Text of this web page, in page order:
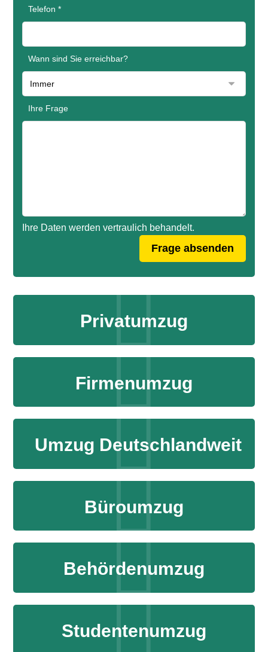
Telefon *
Wann sind Sie erreichbar?
Ihre Frage
Ihre Daten werden vertraulich behandelt.
Privatumzug
Firmenumzug
Umzug Deutschlandweit
Büroumzug
Behördenumzug
Studentenumzug